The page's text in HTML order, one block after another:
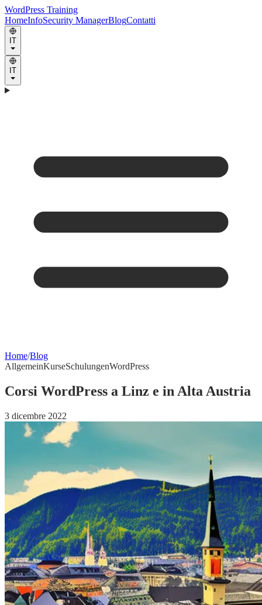
WordPress Training
HomeInfoSecurity ManagerBlogContatti
IT
IT
Home/Blog
AllgemeinKurseSchulungenWordPress
Corsi WordPress a Linz e in Alta Austria
3 dicembre 2022